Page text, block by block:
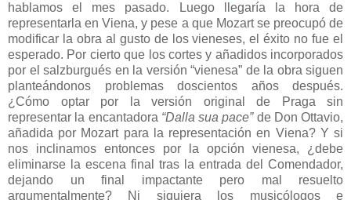
hablamos el mes pasado. Luego llegaría la hora de
representarla en Viena, y pese a que Mozart se preocupó de
modificar la obra al gusto de los vieneses, el éxito no fue el
esperado. Por cierto que los cortes y añadidos incorporados
por el salzburgués en la versión “vienesa” de la obra siguen
planteándonos problemas doscientos años después.
¿Cómo optar por la versión original de Praga sin
representar la encantadora “Dalla sua pace”de Don Ottavio,
añadida por Mozart para la representación en Viena? Y si
nos inclinamos entonces por la opción vienesa, ¿debe
eliminarse la escena final tras la entrada del Comendador,
dejando un final impactante pero mal resuelto
argumentalmente? Ni siquiera los musicólogos e